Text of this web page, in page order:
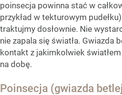
poinsecja powinna stać w
przykład w tekturowym
traktujmy dosłownie. Nie
nie zapala się światła. Gwiazda
kontakt z jakimkolwiek
na dobę.
Poinsecja (gwiazda